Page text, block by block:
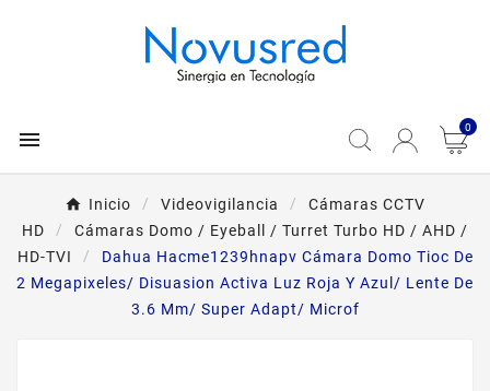
 0
Inicio Videovigilancia
Cámaras CCTV
HD
Cámaras Domo / Eyeball / Turret Turbo HD / AHD /
HD-TVI
Dahua Hacme1239hnapv Cámara Domo Tioc De
2 Megapixeles/ Disuasion Activa Luz Roja Y Azul/ Lente De
3.6 Mm/ Super Adapt/ Microf